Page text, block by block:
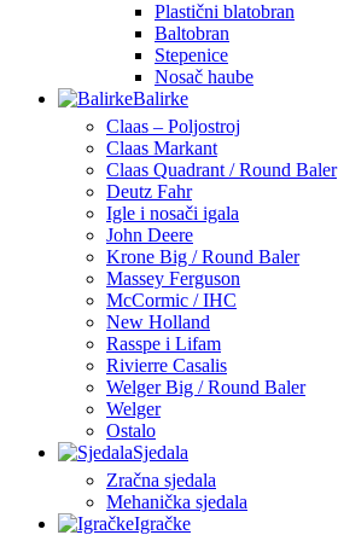
Plastični blatobran
Baltobran
Stepenice
Nosač haube
Balirke
Claas – Poljostroj
Claas Markant
Claas Quadrant / Round Baler
Deutz Fahr
Igle i nosači igala
John Deere
Krone Big / Round Baler
Massey Ferguson
McCormic / IHC
New Holland
Rasspe i Lifam
Rivierre Casalis
Welger Big / Round Baler
Welger
Ostalo
Sjedala
Zračna sjedala
Mehanička sjedala
Igračke